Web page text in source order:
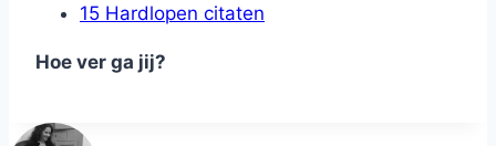
15 Hardlopen citaten
Hoe ver ga jij?